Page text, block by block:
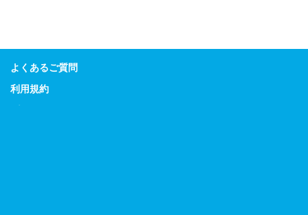
よくあるご質問
利用規約
プライバシーポリシー